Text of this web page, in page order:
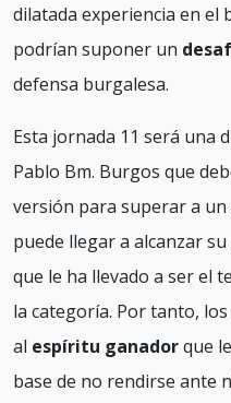
dilatada experiencia en el
podrían suponer un
defensa burgalesa.
Esta jornada 11 será una
Pablo Bm. Burgos que
versión para superar a
puede llegar a alcanzar
que le ha llevado a ser el
la categoría. Por tanto,
al espíritu ganadorque
base de no rendirse ante